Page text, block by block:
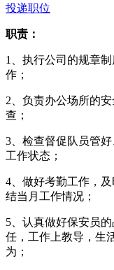
投递职位
职责：
1、执行公司的规章
作；
2、负责办公场所的
查；
3、检查督促队员管
工作状态；
4、做好考勤工作，
结当月工作情况；
5、认真做好保安员
任，工作上教导，生
为；